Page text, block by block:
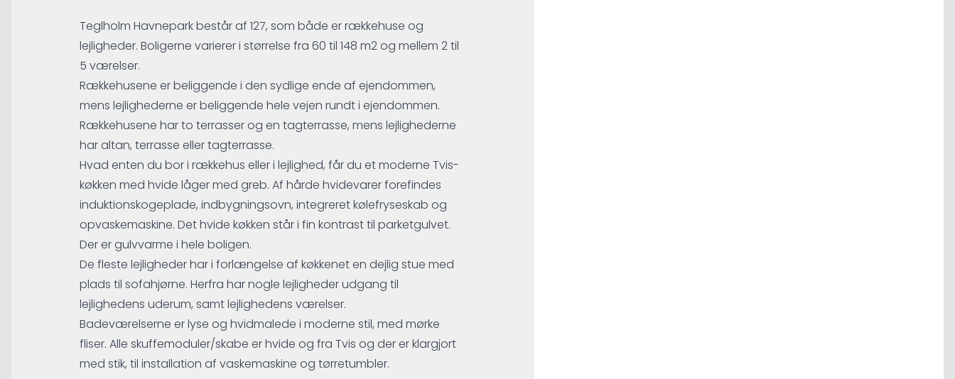
Teglholm Havnepark består af 127, som både er rækkehuse og
lejligheder. Boligerne varierer i størrelse fra 60 til 148 m2 og mellem 2 til
5 værelser.
Rækkehusene er beliggende i den sydlige ende af ejendommen,
mens lejlighederne er beliggende hele vejen rundt i ejendommen.
Rækkehusene har to terrasser og en tagterrasse, mens lejlighederne
har altan, terrasse eller tagterrasse.
Hvad enten du bor i rækkehus eller i lejlighed, får du et moderne Tvis-
køkken med hvide låger med greb. Af hårde hvidevarer forefindes
induktionskogeplade, indbygningsovn, integreret kølefryseskab og
opvaskemaskine. Det hvide køkken står i fin kontrast til parketgulvet.
Der er gulvvarme i hele boligen.
De fleste lejligheder har i forlængelse af køkkenet en dejlig stue med
plads til sofahjørne. Herfra har nogle lejligheder udgang til
lejlighedens uderum, samt lejlighedens værelser.
Badeværelserne er lyse og hvidmalede i moderne stil, med mørke
fliser. Alle skuffemoduler/skabe er hvide og fra Tvis og der er klargjort
med stik, til installation af vaskemaskine og tørretumbler.